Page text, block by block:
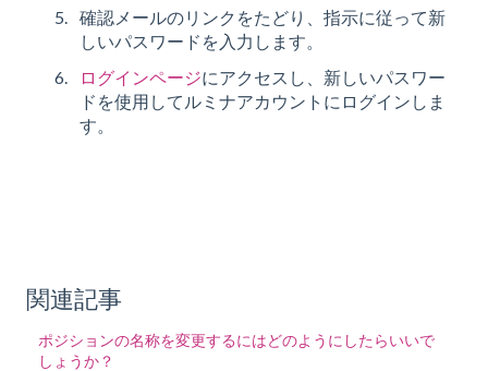
確認メールのリンクをたどり、指示に従って新
しいパスワードを入力します。
ログインページにアクセスし、新しいパスワー
ドを使用してルミナアカウントにログインしま
す。
関連記事
ポジションの名称を変更するにはどのようにしたらいいで
しょうか？